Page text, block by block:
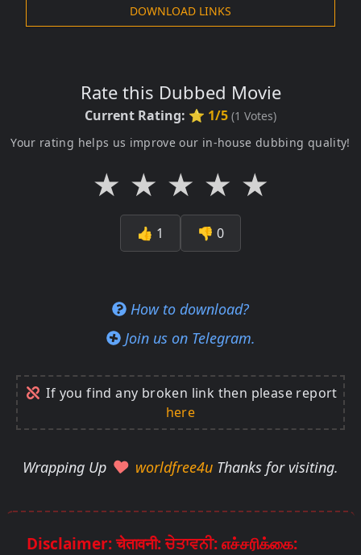
DOWNLOAD LINKS
Rate this Dubbed Movie
Current Rating: ⭐ 1/5 (1 Votes)
Your rating helps us improve our in-house dubbing quality!
★ ★ ★ ★ ★
👍 1 👎 0
How to download?
Join us on Telegram.
If you find any broken link then please report
here
Wrapping Up worldfree4u Thanks for visiting.
Disclaimer: चेतावनी: ਚੇਤਾਵਨੀ: எச்சரிக்கை: